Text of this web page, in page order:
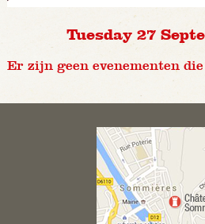
Tuesday 27
Er zijn geen evenementen